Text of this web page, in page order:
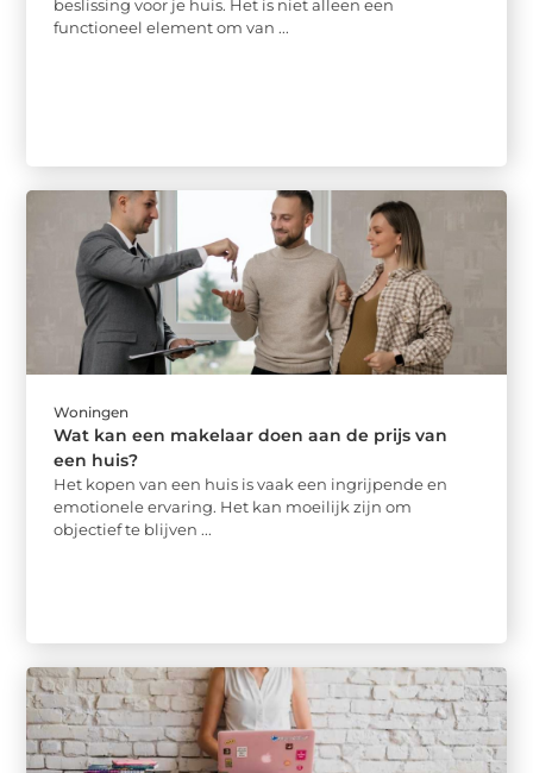
beslissing voor je huis. Het is niet alleen een
functioneel element om van ...
Woningen
Wat kan een makelaar doen aan de prijs van
een huis?
Het kopen van een huis is vaak een ingrijpende en
emotionele ervaring. Het kan moeilijk zijn om
objectief te blijven ...